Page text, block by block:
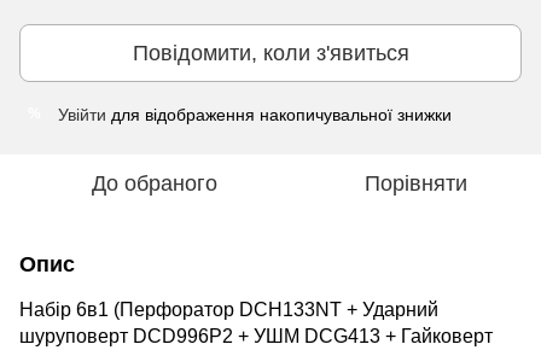
Повідомити, коли з'явиться
Увійти для відображення накопичувальної знижки
До обраного Порівняти
Опис
Набір 6в1 (Перфоратор DCH133NT + Ударний
шуруповерт DCD996Р2 + УШМ DCG413 + Гайковерт